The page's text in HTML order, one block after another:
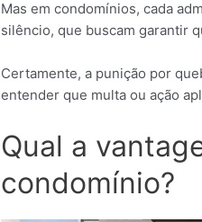
Mas em condomínios, cada
silêncio, que buscam garantir
Certamente, a punição por
entender que multa ou ação
Qual a
condomínio?